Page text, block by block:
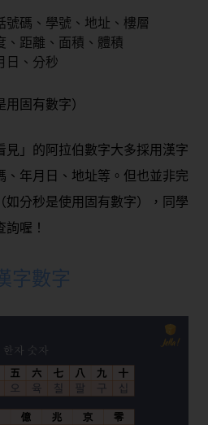
號碼、學號、地址、樓層
、距離、面積、體積
日、分秒
用固有數字）
見」的阿拉伯數字大多採用漢字
、年月日、地址等。但也並非完
如分秒是使用固有數字），同學
喔！
字數字